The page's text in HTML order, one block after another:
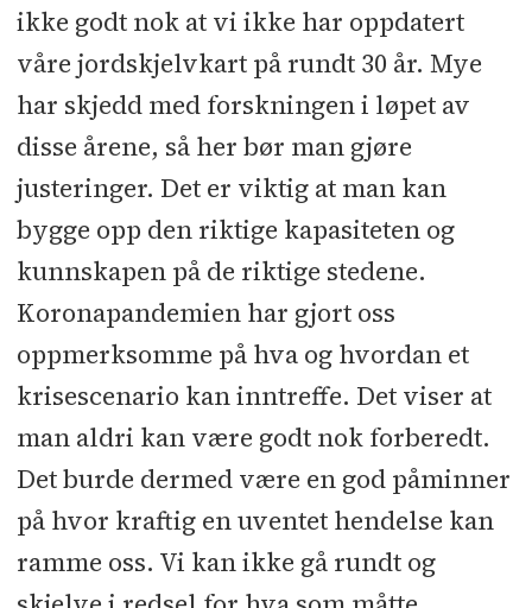
ikke godt nok at vi ikke har oppdatert
våre jordskjelvkart på rundt 30 år. Mye
har skjedd med forskningen i løpet av
disse årene, så her bør man gjøre
justeringer. Det er viktig at man kan
bygge opp den riktige kapasiteten og
kunnskapen på de riktige stedene.
Koronapandemien har gjort oss
oppmerksomme på hva og hvordan et
krisescenario kan inntreffe. Det viser at
man aldri kan være godt nok forberedt.
Det burde dermed være en god påminner
på hvor kraftig en uventet hendelse kan
ramme oss. Vi kan ikke gå rundt og